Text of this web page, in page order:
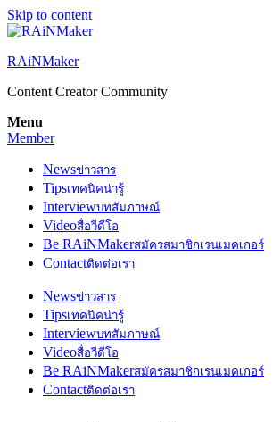
Skip to content
RAiNMaker
Content Creator Community
Menu
Member
Newsข่าวสาร
Tipsเทคนิคน่ารู้
Interviewบทสัมภาษณ์
Videoสื่อวีดีโอ
Be RAiNMakerสมัครสมาชิกเรนเมคเกอร์
Contactติดต่อเรา
Newsข่าวสาร
Tipsเทคนิคน่ารู้
Interviewบทสัมภาษณ์
Videoสื่อวีดีโอ
Be RAiNMakerสมัครสมาชิกเรนเมคเกอร์
Contactติดต่อเรา